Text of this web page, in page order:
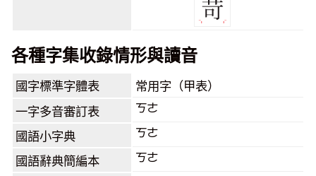
各種字集收錄情形與讀音
國字標準字體表 常用字（甲表）
一字多音審訂表 ㄎㄜ
國語小字典 ㄎㄜ
國語辭典簡編本 ㄎㄜ